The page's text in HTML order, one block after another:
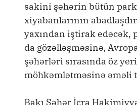
sakini şəhərin bütün
xiyabanlarının
yaxından iştirak edəcək,
da gözəlləşməsinə,
şəhərləri sırasında öz
möhkəmlətməsinə əməli
Bakı Şəhər İcra